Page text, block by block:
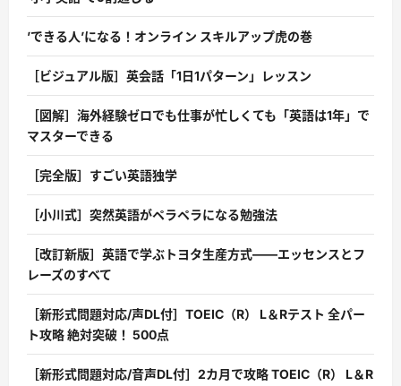
’できる人’になる！オンライン スキルアップ虎の巻
［ビジュアル版］英会話「1日1パターン」レッスン
［図解］海外経験ゼロでも仕事が忙しくても「英語は1年」で
マスターできる
［完全版］すごい英語独学
［小川式］突然英語がペラペラになる勉強法
［改訂新版］英語で学ぶトヨタ生産方式――エッセンスとフ
レーズのすべて
［新形式問題対応/声DL付］TOEIC（R） L＆Rテスト 全パー
ト攻略 絶対突破！ 500点
［新形式問題対応/音声DL付］2カ月で攻略 TOEIC（R） L＆R